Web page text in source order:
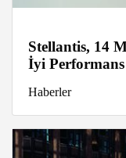
Stellantis, 14
İyi
Haberler